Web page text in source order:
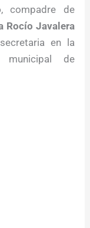
, compadre de
Rocío Javalera
en la
municipal de